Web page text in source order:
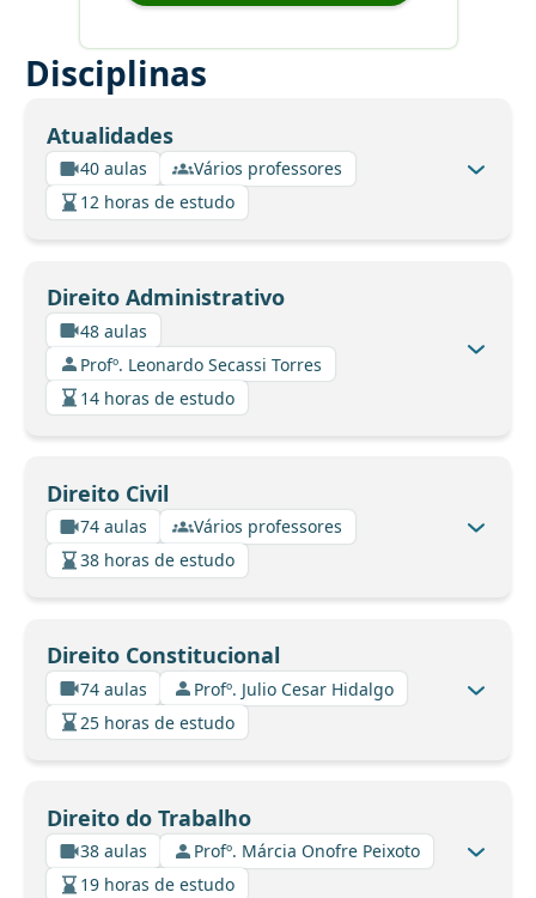
Disciplinas
Atualidades
40 aulas
Vários professores
12 horas de estudo
Direito Administrativo
48 aulas
Profº. Leonardo Secassi Torres
14 horas de estudo
Direito Civil
74 aulas
Vários professores
38 horas de estudo
Direito Constitucional
74 aulas
Profº. Julio Cesar Hidalgo
25 horas de estudo
Direito do Trabalho
38 aulas
Profº. Márcia Onofre Peixoto
19 horas de estudo